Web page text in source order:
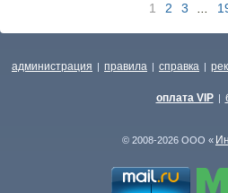
1 2 3
администрация | правила | справка |
оплата VIP |
© 2008-2026 ООО «